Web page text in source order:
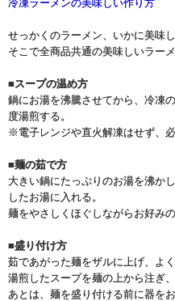
冷凍ラーメンの美味しい作り方
せっかくのラーメン、いかに美味
そこで全商品共通の美味しいラー
■スープの温め方
鍋にお湯を沸騰させてから、冷凍
度湯煎する。
※電子レンジや直火解凍はせず、必
■麺の茹で方
大きい鍋にたっぷりのお湯を沸か
したお湯に入れる。
麺をやさしくほぐしながらお好み
■盛り付け方
茹であがった麺をザルに上げ、よ
湯煎したスープを麺の上から注ぎ
あとは、麺を盛り付ける前に器を